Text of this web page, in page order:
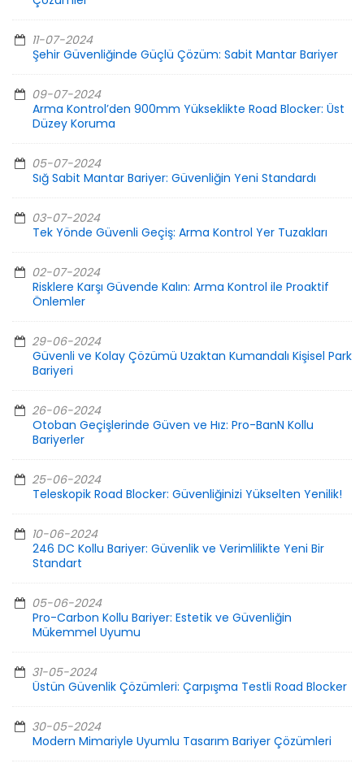
11-07-2024
Şehir Güvenliğinde Güçlü Çözüm: Sabit Mantar Bariyer
09-07-2024
Arma Kontrol’den 900mm Yükseklikte Road Blocker: Üst
Düzey Koruma
05-07-2024
Sığ Sabit Mantar Bariyer: Güvenliğin Yeni Standardı
03-07-2024
Tek Yönde Güvenli Geçiş: Arma Kontrol Yer Tuzakları
02-07-2024
Risklere Karşı Güvende Kalın: Arma Kontrol ile Proaktif
Önlemler
29-06-2024
Güvenli ve Kolay Çözümü Uzaktan Kumandalı Kişisel Park
Bariyeri
26-06-2024
Otoban Geçişlerinde Güven ve Hız: Pro-BanN Kollu
Bariyerler
25-06-2024
Teleskopik Road Blocker: Güvenliğinizi Yükselten Yenilik!
10-06-2024
246 DC Kollu Bariyer: Güvenlik ve Verimlilikte Yeni Bir
Standart
05-06-2024
Pro-Carbon Kollu Bariyer: Estetik ve Güvenliğin
Mükemmel Uyumu
31-05-2024
Üstün Güvenlik Çözümleri: Çarpışma Testli Road Blocker
30-05-2024
Modern Mimariyle Uyumlu Tasarım Bariyer Çözümleri